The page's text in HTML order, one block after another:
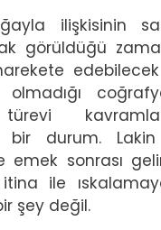
ilişkisinin
görüldüğü
olmadığı
bir durum.
emek sonrası
ile
şey değil.